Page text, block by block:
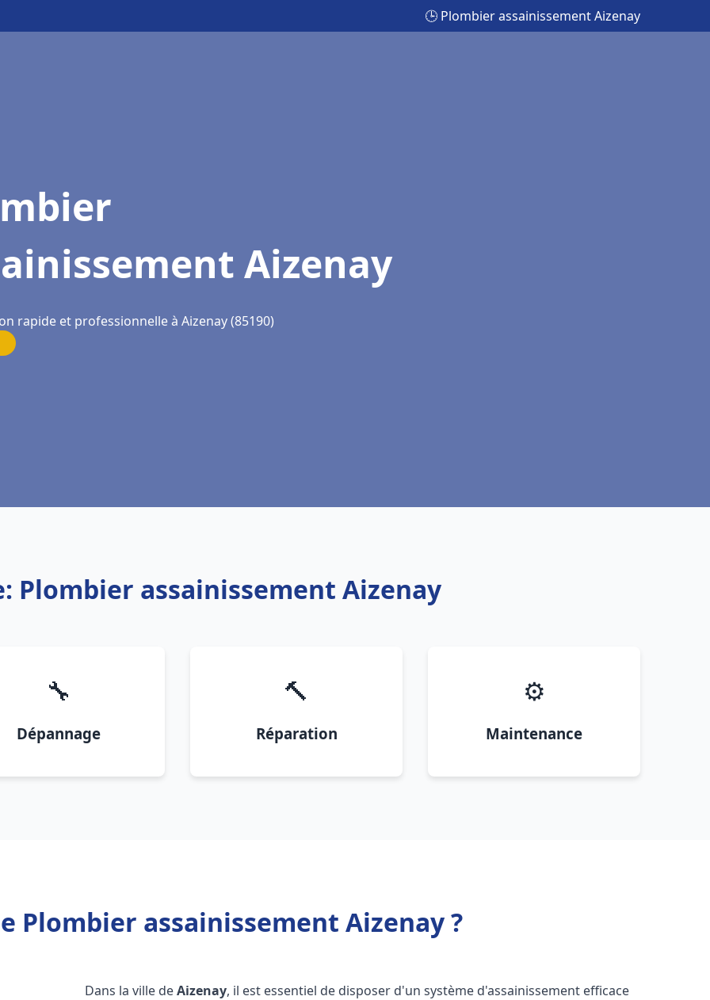
🕒 Plombier assainissement Aizenay
Aizenay
rapide et professionnelle à Aizenay (85190)
Plombier assainissement Aizenay
🔧
Dépannage
🔨
Réparation
⚙️
Maintenance
Plombier assainissement Aizenay ?
Dans la ville deAizenay, il est essentiel de disposer d'un système d'assainissement efficace